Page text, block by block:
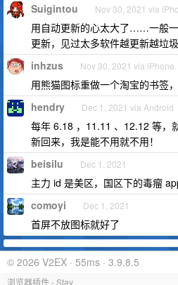
Suigintou Nov 30, 2021 via
用自动更新的心太大了……一般
更新，见过太多软件越更新越垃圾
inhzus Nov 30, 2021 via iPhone
用熊猫图标重做一个淘宝的书签
hendry Dec 1, 2021 via Android
每年 6.18 ，11.11 、12.12 等，
新回来，我是能不用就不用！
beisilu Dec 1, 2021
主力 id 是美区，国区下的毒瘤
comoyi Dec 1, 2021
首屏不放图标就好了
© 2026 V2EX · 55ms · 3.9.8.5
浏览器插件 - Stay